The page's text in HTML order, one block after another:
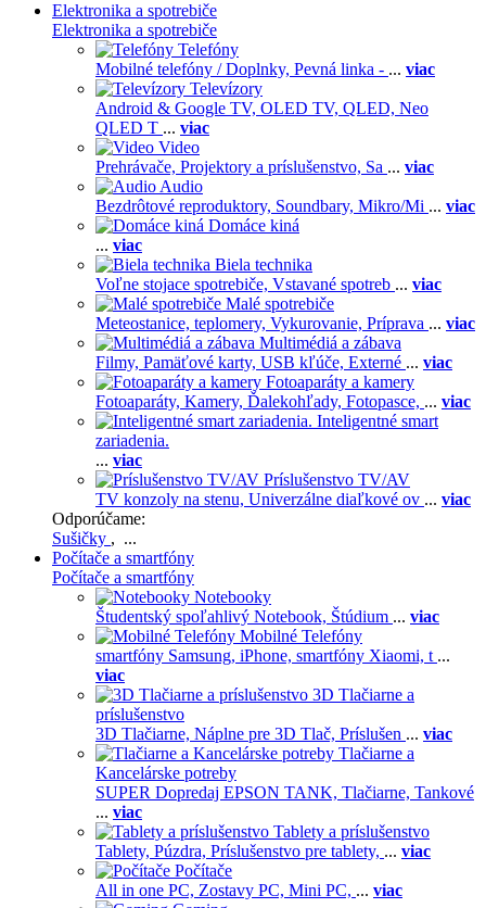
Elektronika a spotrebiče
Elektronika a spotrebiče
Telefóny
Mobilné telefóny / Doplnky, Pevná linka - ... viac
Televízory
Android & Google TV, OLED TV, QLED, Neo
QLED T ... viac
Video
Prehrávače, Projektory a príslušenstvo, Sa ... viac
Audio
Bezdrôtové reproduktory, Soundbary, Mikro/Mi ... viac
Domáce kiná
... viac
Biela technika
Voľne stojace spotrebiče, Vstavané spotreb ... viac
Malé spotrebiče
Meteostanice, teplomery, Vykurovanie, Príprava ... viac
Multimédiá a zábava
Filmy, Pamäťové karty, USB kľúče, Externé ... viac
Fotoaparáty a kamery
Fotoaparáty, Kamery, Ďalekohľady, Fotopasce, ... viac
Inteligentné smart
zariadenia.
... viac
Príslušenstvo TV/AV
TV konzoly na stenu, Univerzálne diaľkové ov ... viac
Odporúčame:
Sušičky , ...
Počítače a smartfóny
Počítače a smartfóny
Notebooky
Študentský spoľahlivý Notebook, Štúdium ... viac
Mobilné Telefóny
smartfóny Samsung, iPhone, smartfóny Xiaomi, t ...
viac
3D Tlačiarne a
príslušenstvo
3D Tlačiarne, Náplne pre 3D Tlač, Príslušen ... viac
Tlačiarne a
Kancelárske potreby
SUPER Dopredaj EPSON TANK, Tlačiarne, Tankové
... viac
Tablety a príslušenstvo
Tablety, Púzdra, Príslušenstvo pre tablety, ... viac
Počítače
All in one PC, Zostavy PC, Mini PC, ... viac